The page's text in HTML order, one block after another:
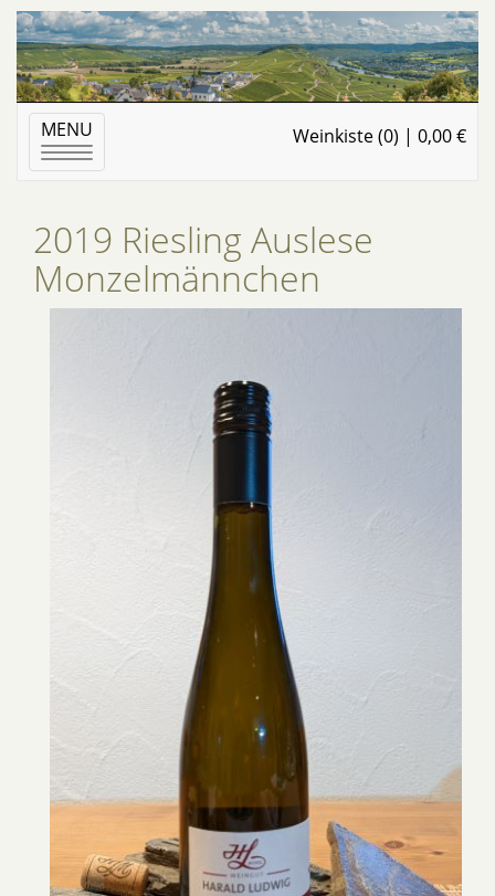
MENU
Toggle
Weinkiste (0) | 0,00 €
2019 Riesling Auslese
Monzelmännchen